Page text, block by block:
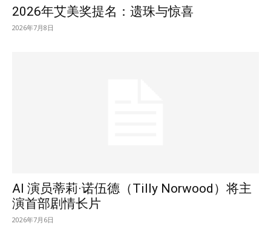
2026年艾美奖提名：遗珠与惊喜
2026年7月8日
AI 演员蒂莉·诺伍德（Tilly Norwood）将主
演首部剧情长片
2026年7月6日